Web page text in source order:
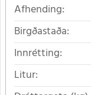
Afhending:
Birgðastaða:
Innrétting:
Litur: